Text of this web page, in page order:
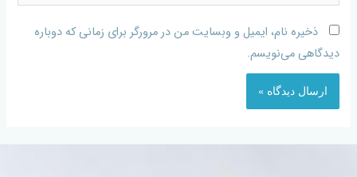
ذخیره نام، ایمیل و وبسایت من در مرورگر برای زمانی که دوباره
دیدگاهی می‌نویسم.